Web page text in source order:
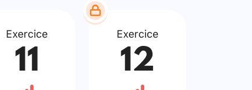
Exercice
11
Exercice
12